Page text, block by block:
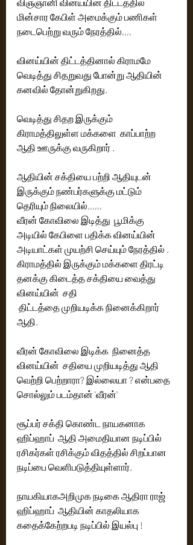
மின்சார கேபிள் அமைக்கும் பணிகள்
நடைபெற்று வரும் நேரத்தில்,,,,
வினய்யின் திட்டத்தினால் கிராமமே
வெடித்து சிதறுவது போன்று ஆதியின்
கனவில் தோன்றுகிறது.
வெடித்து சிதற இருக்கும்
கிராமத்திலுள்ள மக்களை  காப்பாற்ற
ஆதி ஊருக்கு வருகிறார் .
ஆதியின் சக்தியை பற்றி ஆதியுடன்
இருக்கும் நண்பர்களுக்கு மட்டும்
தெரியும் நிலையில்,,,,,,
வீரன் கோவிலை இடித்து  பூமிக்கு
அடியில் கேபிளை பதிக்க வினய்யின்
அடியாட்கள் முயற்சி செய்யும் நேரத்தில் .
கிராமத்தில் இருக்கும் மக்களை திரட்டி
தனக்கு கிடைத்த சக்தியை வைத்து
வினய்யின்  சதி
ஆதி.
வீரன் கோவிலை இடிக்க  நினைத்த
வினய்யின்  சதியை முறியடித்து ஆதி
வெற்றி பெற்றாரா? இல்லையா ? என்பதை
சொல்லும் படம்தான் 'வீரன்'
சூப்பர் சக்தி கொண்ட நாயகனாக
ஹிப்ஹாப்  ஆதி அமைதியான நடிப்பில்
ரசிகர்கள் ரசிக்கும் விதத்தில் சிறப்பான
நடிப்பை வெளிபடுத்தியுள்ளார்.
நாயகியாகஅறிமுக நடிகை ஆதிரா ராஜ்
ஹிப்ஹாப்  ஆதியின் காதலியாக
கதைக்கேற்றபடி நடிப்பில் இயல்பு !